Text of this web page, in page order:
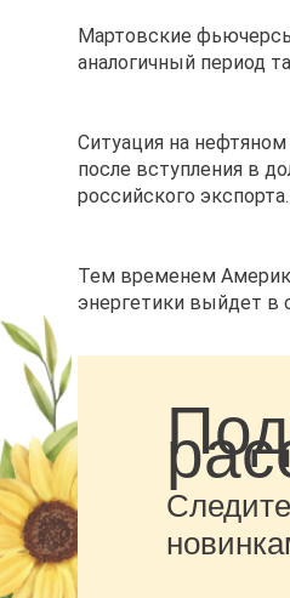
Мартовские
аналогичный период
Ситуация на
после вступления в
российского экспорта.
Тем временем
энергетики выйдет в